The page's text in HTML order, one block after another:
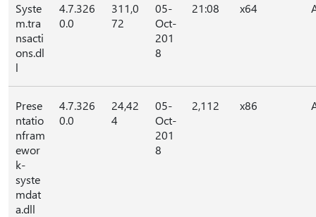
Syste
m.tra
nsacti
ons.dl
l
4.7.326
0.0
311,0
72
05-
Oct-
201
8
21:08 x64
Prese
ntatio
nfram
ewor
k-
syste
mdat
a.dll
4.7.326
0.0
24,42
4
05-
Oct-
201
8
2,112 x86